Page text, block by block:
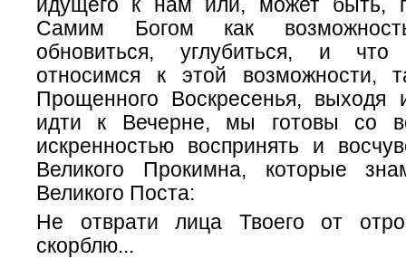
идущего к нам или, может быть,
Самим Богом как
обновиться, углубиться, и
относимся к этой возможности,
Прощенного Воскресенья, выходя
идти к Вечерне, мы готовы со
искренностью воспринять и
Великого Прокимна, которые
Великого Поста:
Не отврати лица Твоего от
скорблю...